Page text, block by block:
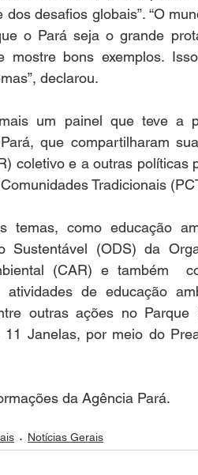
desafios globais”. “O
o Pará seja o grande
mostre bons exemplos.
declarou.
um painel que teve a
que compartilharam
coletivo e a outras políticas
Tradicionais
temas, como educação
Sustentável (ODS) da
(CAR) e também
atividades de educação
outras ações no
Janelas, por meio do
da Agência Pará.
Notícias Gerais